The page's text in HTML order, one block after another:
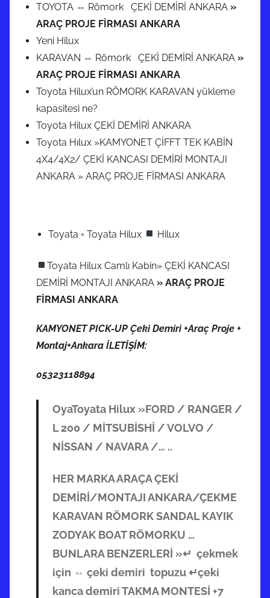
TOYOTA ⇔ Römork ÇEKİ DEMİRİ ANKARA »
ARAÇ PROJE FİRMASI ANKARA
Yeni Hilux
KARAVAN ⇔ Römork ÇEKİ DEMİRİ ANKARA »
ARAÇ PROJE FİRMASI ANKARA
Toyota Hilux’un RÖMORK KARAVAN yükleme
kapasitesi ne?
Toyota Hilux ÇEKİ DEMİRİ ANKARA
Toyota Hılux »KAMYONET ÇİFFT TEK KABİN
4X4/4X2/ ÇEKİ KANCASI DEMİRİ MONTAJI
ANKARA » ARAÇ PROJE FİRMASI ANKARA
Toyata ◦ Toyata Hilux Hilux
Toyata Hilux Camlı Kabin» ÇEKİ KANCASI
DEMİRİ MONTAJI ANKARA » ARAÇ PROJE
FİRMASI ANKARA
KAMYONET PICK-UP Çeki Demiri +Araç Proje +
Montaj+Ankara İLETİŞİM:
05323118894
OyaToyata Hilux »FORD / RANGER /
L 200 / MİTSUBİSHİ / VOLVO /
NİSSAN / NAVARA /… ..
HER MARKA ARAÇA ÇEKİ
DEMİRİ/MONTAJI ANKARA/ÇEKME
KARAVAN RÖMORK SANDAL KAYIK
ZODYAK BOAT RÖMORKU …
BUNLARA BENZERLERİ »↵ çekmek
için ⇔ çeki demiri topuzu ↵çeki
kanca demiri TAKMA MONTESİ +7